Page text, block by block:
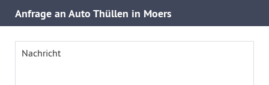
Anfrage an Auto Thüllen in Moers
Nachricht